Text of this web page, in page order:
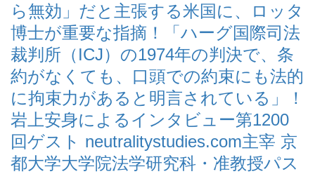
ら無効」だと主張する米国に、ロッタ
博士が重要な指摘！「ハーグ国際司法
裁判所（ICJ）の1974年の判決で、条
約がなくても、口頭での約束にも法的
に拘束力があると明言されている」！
岩上安身によるインタビュー第1200
回ゲスト neutralitystudies.com主宰 京
都大学大学院法学研究科・准教授パス